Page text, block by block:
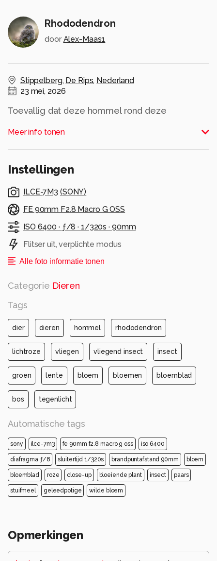
Rhododendron
door Alex-Maas1
Stippelberg, De Rips, Nederland
23 mei, 2026
Toevallig dat deze hommel rond deze
prachtig in deze kleurrijke omgeving!!
Meer info tonen
Instellingen
ILCE-7M3 (SONY)
FE 90mm F2.8 Macro G OSS
ISO 6400 · ƒ/8 · 1/320s · 90mm
Flitser uit, verplichte modus
Alle foto informatie tonen
Categorie Dieren
Tags
dier dieren hommel rhododendron
lichtroze vliegen vliegend insect insect
groen lente bloem bloemen bloemblad
bos tegenlicht
Automatische tags
sony ilce-7m3 fe 90mm f2.8 macro g oss iso 6400
diafragma ƒ/8 sluitertijd 1/320s brandpuntafstand 90mm bloem
bloemblad roze close-up bloeiende plant insect paars
stuifmeel geleedpotige wilde bloem
Opmerkingen